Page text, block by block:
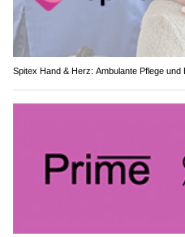
Spitex Hand & Herz: Ambulante Pflege